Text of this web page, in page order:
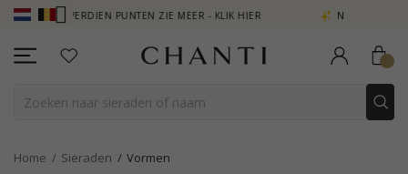
- VERDIEN PUNTEN ZIE MEER - KLIK HIER NEW COLLECTION | AURA
Home Sieraden Vormen